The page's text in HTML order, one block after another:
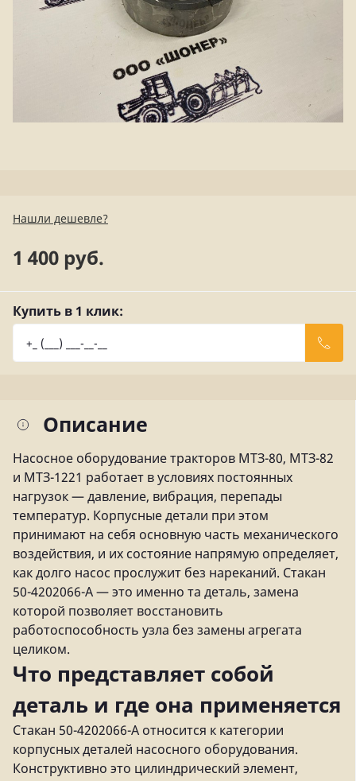
Нашли дешевле?
1 400 руб.
Купить в 1 клик:
Описание
Насосное оборудование тракторов МТЗ-80, МТЗ-82
и МТЗ-1221 работает в условиях постоянных
нагрузок — давление, вибрация, перепады
температур. Корпусные детали при этом
принимают на себя основную часть механического
воздействия, и их состояние напрямую определяет,
как долго насос прослужит без нареканий. Стакан
50-4202066-А — это именно та деталь, замена
которой позволяет восстановить
работоспособность узла без замены агрегата
целиком.
Что представляет собой
деталь и где она применяется
Стакан 50-4202066-А относится к категории
корпусных деталей насосного оборудования.
Конструктивно это цилиндрический элемент,